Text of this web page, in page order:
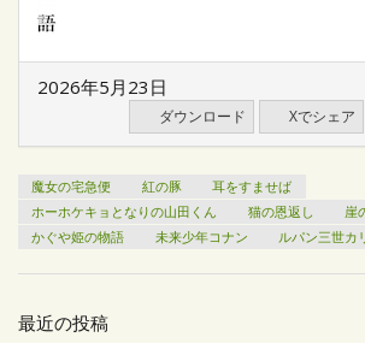
2026年5月23日
ダウンロード Xでシェア
魔女の宅急便 紅の豚
耳をすませば
ホーホケキョとなりの山田くん
猫の恩返し
崖
かぐや姫の物語
未来少年コナン ルパン三世カ
最近の投稿